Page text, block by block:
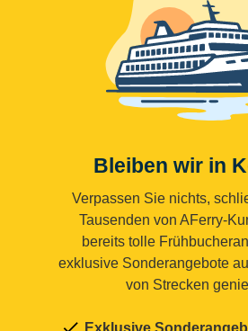
Bleiben wir in
Verpassen Sie nichts,
Tausenden von AFerry-
bereits tolle
exklusive Sonderangebote
von Strecken
Exklusive